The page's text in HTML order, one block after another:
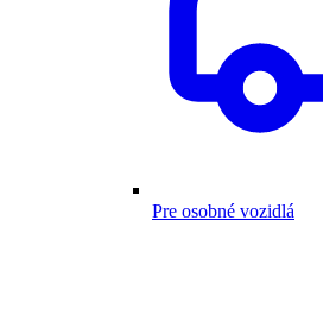
Pre osobné vozidlá